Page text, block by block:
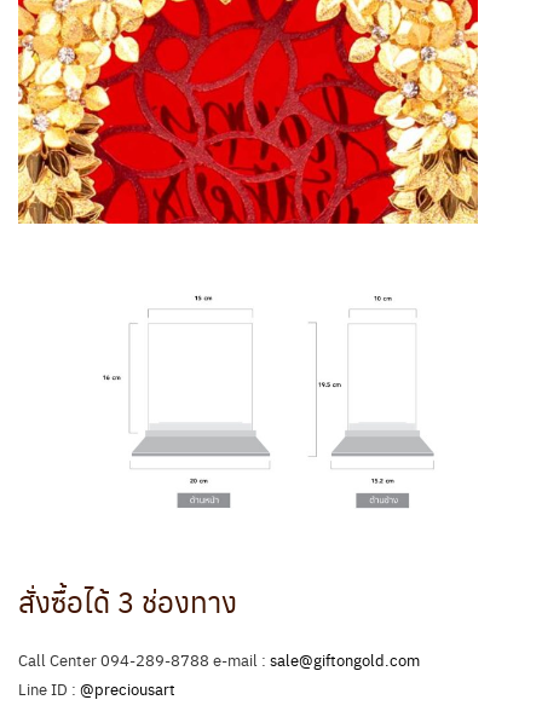
สั่งซื้อได้ 3 ช่องทาง
Call Center 094-289-8788 e-mail : sale@giftongold.com
Line ID : @preciousart